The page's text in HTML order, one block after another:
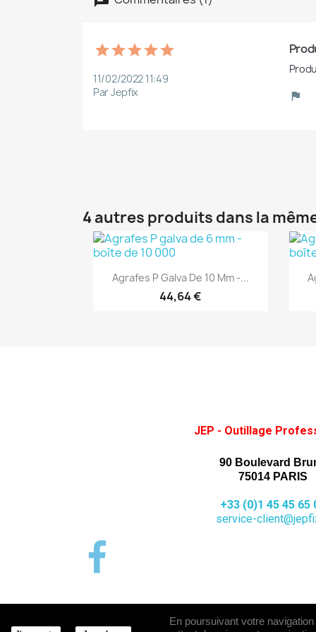
11/02/2022 11:49
Par Jepfix
4 autres produits dans la
Aperçu rapide
Agrafes P Galva De 10 Mm -...
44,64 €
JEP - Outillage
90 Boulevard
75014 PARIS
+33 (0)1 45 45 65
service-
En poursuivant votre